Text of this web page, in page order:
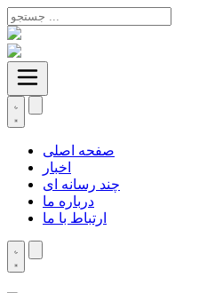
صفحه اصلی
اخبار
چند رسانه ای
درباره ما
ارتباط با ما